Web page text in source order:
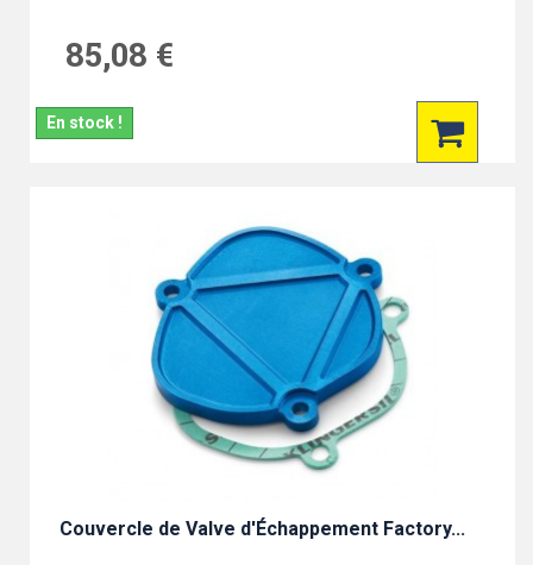
85,08 €
En stock !
Couvercle de Valve d'Échappement Factory...